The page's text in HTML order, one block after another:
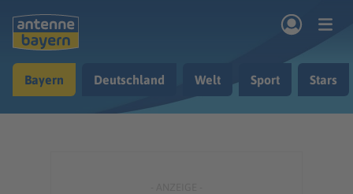
Musik & Radio
Bayern Deutschland Welt Sport Stars